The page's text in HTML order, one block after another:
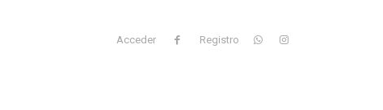
Acceder Registro